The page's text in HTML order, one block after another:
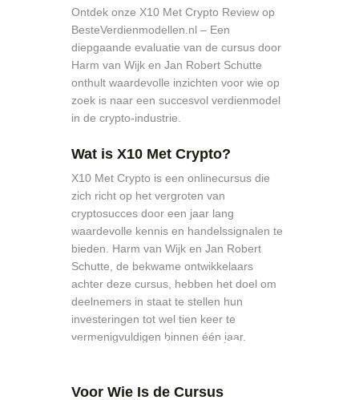
Ontdek onze X10 Met Crypto Review op
BesteVerdienmodellen.nl – Een
diepgaande evaluatie van de cursus door
Harm van Wijk en Jan Robert Schutte
onthult waardevolle inzichten voor wie op
zoek is naar een succesvol verdienmodel
in de crypto-industrie.
Wat is X10 Met Crypto?
X10 Met Crypto is een onlinecursus die
zich richt op het vergroten van
cryptosucces door een jaar lang
waardevolle kennis en handelssignalen te
bieden. Harm van Wijk en Jan Robert
Schutte, de bekwame ontwikkelaars
achter deze cursus, hebben het doel om
deelnemers in staat te stellen hun
investeringen tot wel tien keer te
vermenigvuldigen binnen één jaar.
Beleggen als een PRO
Voor Wie Is de Cursus